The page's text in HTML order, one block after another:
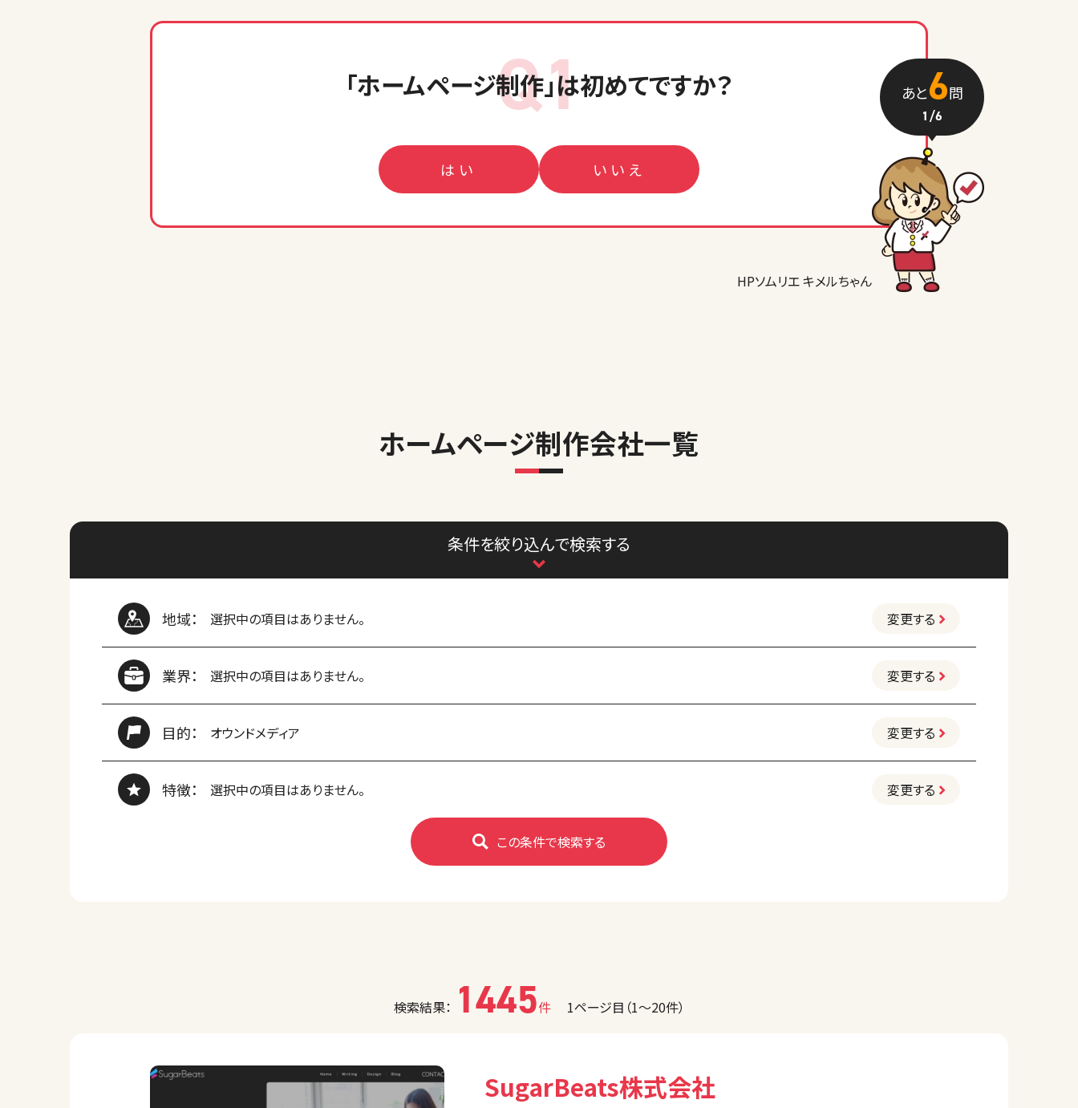
あと6問
1/6
HPソムリエ キメルちゃん
Q1
「ホームページ制作」は初めてですか？
はい いいえ
ホームページ制作会社一覧
条件を絞り込んで検索する
地域： 選択中の項目はありません。 変更する
業界： 選択中の項目はありません。 変更する
目的： オウンドメディア 変更する
特徴： 選択中の項目はありません。 変更する
この条件で検索する
検索結果： 1445件 1ページ目（1〜20件）
SugarBeats株式会社